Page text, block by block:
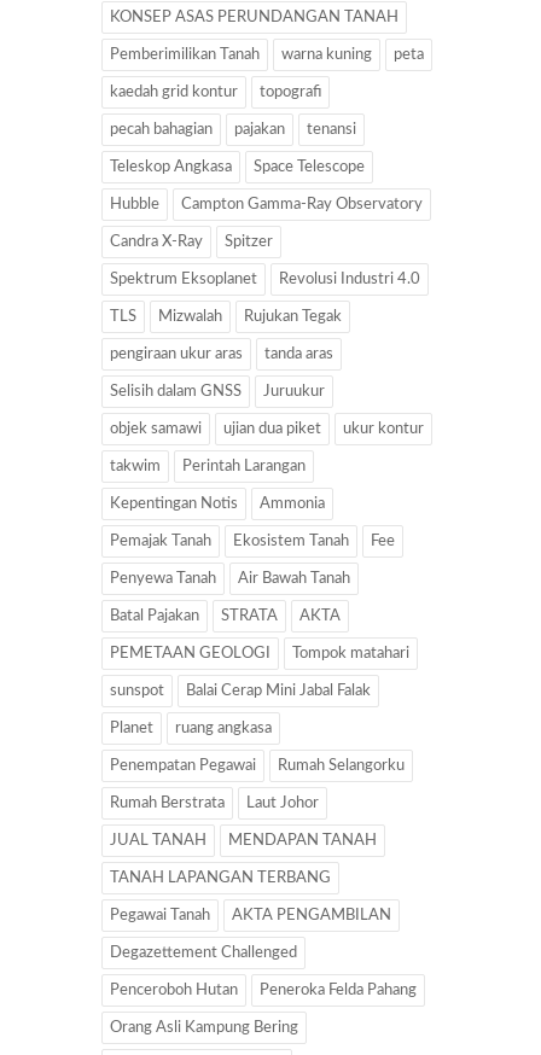
KONSEP ASAS PERUNDANGAN TANAH
Pemberimilikan Tanah warna kuning peta
kaedah grid kontur topografi
pecah bahagian pajakan tenansi
Teleskop Angkasa Space Telescope
Hubble Campton Gamma-Ray Observatory
Candra X-Ray Spitzer
Spektrum Eksoplanet Revolusi Industri 4.0
TLS Mizwalah Rujukan Tegak
pengiraan ukur aras tanda aras
Selisih dalam GNSS Juruukur
objek samawi ujian dua piket ukur kontur
takwim Perintah Larangan
Kepentingan Notis Ammonia
Pemajak Tanah Ekosistem Tanah Fee
Penyewa Tanah Air Bawah Tanah
Batal Pajakan STRATA AKTA
PEMETAAN GEOLOGI Tompok matahari
sunspot Balai Cerap Mini Jabal Falak
Planet ruang angkasa
Penempatan Pegawai Rumah Selangorku
Rumah Berstrata Laut Johor
JUAL TANAH MENDAPAN TANAH
TANAH LAPANGAN TERBANG
Pegawai Tanah AKTA PENGAMBILAN
Degazettement Challenged
Penceroboh Hutan Peneroka Felda Pahang
Orang Asli Kampung Bering